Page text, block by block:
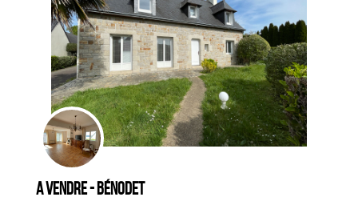
CLIQUER ICI POUR AGRANDIR
A vendre - Bénodet